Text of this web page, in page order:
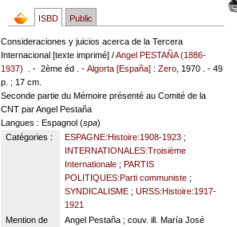
ISBD Public
Consideraciones y juicios acerca de la Tercera
Internacional [texte imprimé] /Angel PESTAÑA (1886-
1937)
. - 2ème éd . -Algorta [España] : Zero , 1970 . - 49
p. ; 17 cm.
Seconde partie du Mémoire présenté au Comité de la
CNT par Angel Pestaña
Langues : Espagnol (spa)
Catégories :
ESPAGNE:Histoire:1908-1923;
INTERNATIONALES:Troisième
Internationale; PARTIS
POLITIQUES:Parti communiste;
SYNDICALISME; URSS:Histoire:1917-
1921
Mention de
Angel Pestaña ; couv. ill. María José